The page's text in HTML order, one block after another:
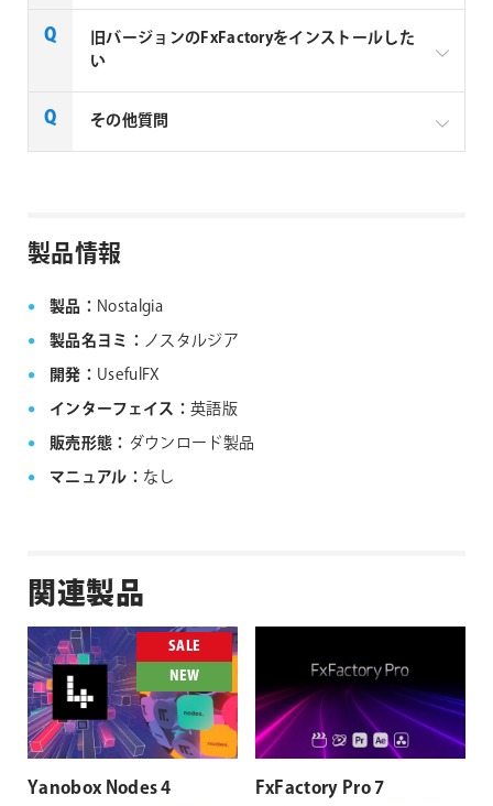
Noise Industries社製品、FxFactory プラグインファミ
リー製品は、1ライセンスにつき1台のMacでのみ使用
旧バージョンのFxFactoryをインストールした
い
FxFactory 旧バージョンインストーラーページよりご
FxFactory 旧バージョンインストーラー
その他質問
製品情報
製品： Nostalgia
製品名ヨミ： ノスタルジア
開発： UsefulFX
インターフェイス： 英語版
販売形態： ダウンロード製品
マニュアル： なし
関連製品
SALE
NEW
Yanobox Nodes 4 FxFactory Pro 7